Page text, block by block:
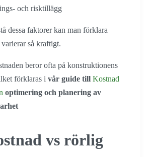
och risktillägg
dessa faktorer kan man förklara
så kraftigt.
beror ofta på konstruktionens
förklaras i vår guide till Kostnad
optimering och planering av
vs rörlig